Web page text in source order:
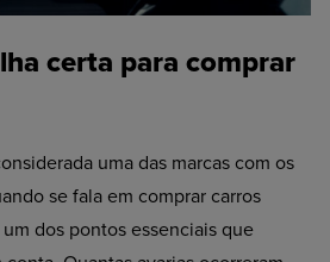
certa para comprar
uma das marcas com os
se fala em comprar carros
dos pontos essenciais que